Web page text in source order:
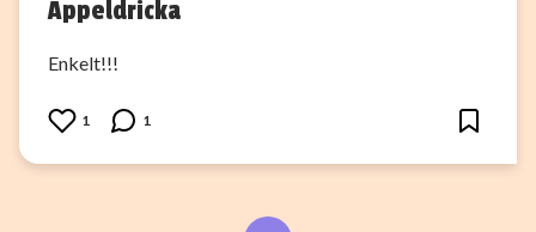
Äppeldricka
Enkelt!!!
1 1